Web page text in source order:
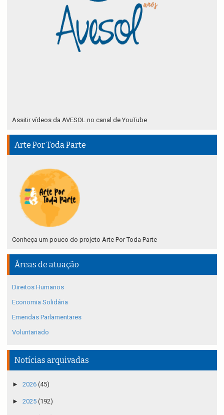
Assitir vídeos da AVESOL no canal de YouTube
Arte Por Toda Parte
Conheça um pouco do projeto Arte Por Toda Parte
Áreas de atuação
Direitos Humanos
Economia Solidária
Emendas Parlamentares
Voluntariado
Notícias arquivadas
► 2026 (45)
► 2025 (192)